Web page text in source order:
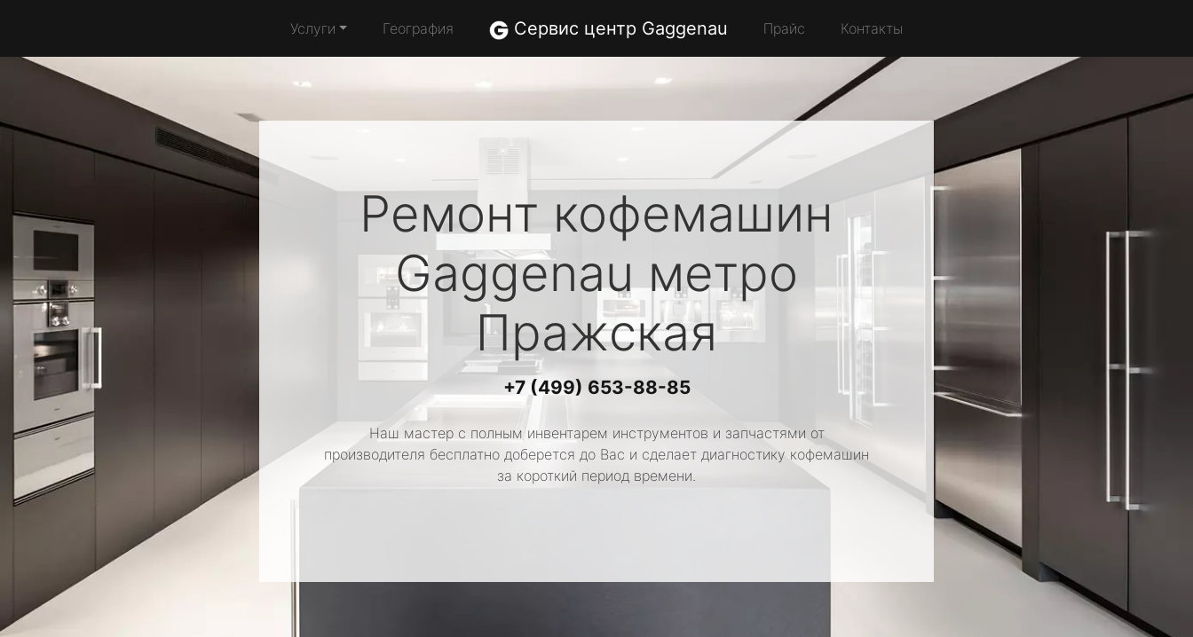
Услуги География Сервис центр Gaggenau Прайс Контакты
Ремонт кофемашин
Gaggenauметро
Пражская
+7 (499) 653-88-85
Наш мастер с полным инвентарем инструментов и запчастями от
производителя бесплатно доберется до Вас и сделает диагностику кофемашин
за короткий период времени.